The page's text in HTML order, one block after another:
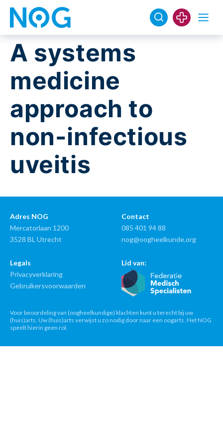
A systems
medicine
approach to
non-infectious
uveitis
Adres NOG
Mercatorlaan 1200
3528 BL Utrecht
Contact
085 401 94 88
nog@oogheelkunde.org
Legals
Privacyverklaring
Gebruikersvoorwaarden
Lid van:
Voor beoordeling van (oogheelkundige) klachten kunt u terecht bij uw
(huis)arts. Uw (huis)arts verwijst u zo nodig door naar een oogarts. Het NOG
speelt hierin geen rol.